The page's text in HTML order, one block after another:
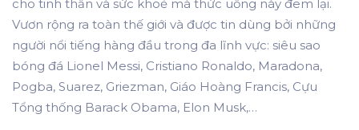
cho tinh thần và sức khoẻ mà thức uống này đem lại.
Vươn rộng ra toàn thế giới và được tin dùng bởi những
người nổi tiếng hàng đầu trong đa lĩnh vực: siêu sao
bóng đá Lionel Messi, Cristiano Ronaldo, Maradona,
Pogba, Suarez, Griezman, Giáo Hoàng Francis, Cựu
Tổng thống Barack Obama, Elon Musk,…